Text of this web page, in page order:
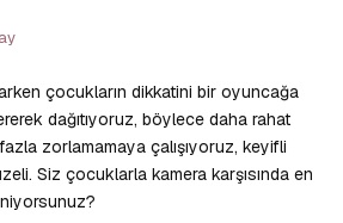
çocukların dikkatini bir oyuncağa
dağıtıyoruz, böylece daha rahat
zorlamamaya çalışıyoruz, keyifli
Siz çocuklarla kamera karşısında en